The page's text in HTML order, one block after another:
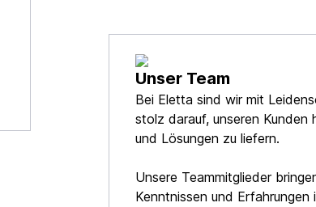
Unser Team
Bei Eletta sind wir mit
stolz darauf, unseren
und Lösungen zu liefern.
Unsere Teammitglieder
Kenntnissen und